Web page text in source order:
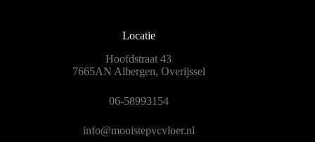
Locatie
Hoofdstraat 43
7665AN Albergen, Overijssel
06-58993154
info@mooistepvcvloer.nl